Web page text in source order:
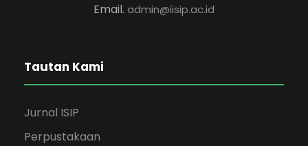
Email. admin@iisip.ac.id
Tautan Kami
Jurnal ISIP
Perpustakaan